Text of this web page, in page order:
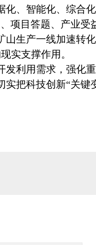
、智能化、综合化
目答题、产业受
生产一线加速转
实支撑作用。
利用需求，强化
把科技创新“关